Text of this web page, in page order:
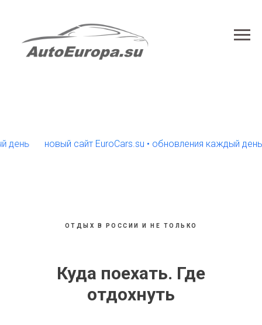
день новый сайт EuroCars.su • обновления каждый день
ОТДЫХ В РОССИИ И НЕ ТОЛЬКО
Куда поехать. Где
отдохнуть